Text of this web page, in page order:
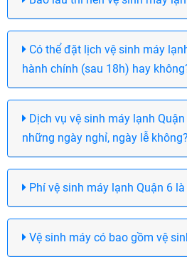
Có thể đặt lịch vệ sinh máy
hành chính (sau 18h) hay
Dịch vụ vệ sinh máy lạnh
những ngày nghỉ, ngày lễ không?
Phí vệ sinh máy lạnh Quận 6
Vệ sinh máy có bao gồm vệ